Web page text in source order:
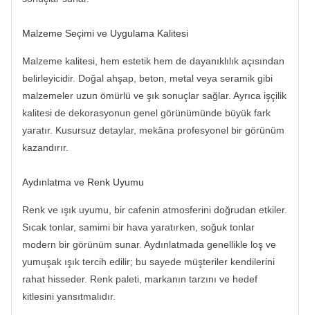
Malzeme Seçimi ve Uygulama Kalitesi
Malzeme kalitesi, hem estetik hem de dayanıklılık açısından
belirleyicidir. Doğal ahşap, beton, metal veya seramik gibi
malzemeler uzun ömürlü ve şık sonuçlar sağlar. Ayrıca işçilik
kalitesi de dekorasyonun genel görünümünde büyük fark
yaratır. Kusursuz detaylar, mekâna profesyonel bir görünüm
kazandırır.
Aydınlatma ve Renk Uyumu
Renk ve ışık uyumu, bir cafenin atmosferini doğrudan etkiler.
Sıcak tonlar, samimi bir hava yaratırken, soğuk tonlar
modern bir görünüm sunar. Aydınlatmada genellikle loş ve
yumuşak ışık tercih edilir; bu sayede müşteriler kendilerini
rahat hisseder. Renk paleti, markanın tarzını ve hedef
kitlesini yansıtmalıdır.